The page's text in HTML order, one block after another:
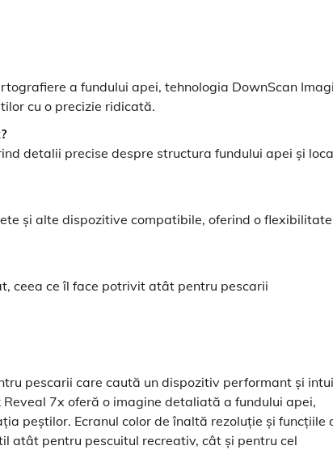
a fundului apei, tehnologia DownScan
cu o precizie ridicată.
detalii precise despre structura fundului apei și
și alte dispozitive compatibile, oferind o flexibilitate
ceea ce îl face potrivit atât pentru pescarii
pescarii care caută un dispozitiv performant și
7x oferă o imagine detaliată a fundului apei,
peștilor. Ecranul color de înaltă rezoluție și funcțiile
atât pentru pescuitul recreativ, cât și pentru cel